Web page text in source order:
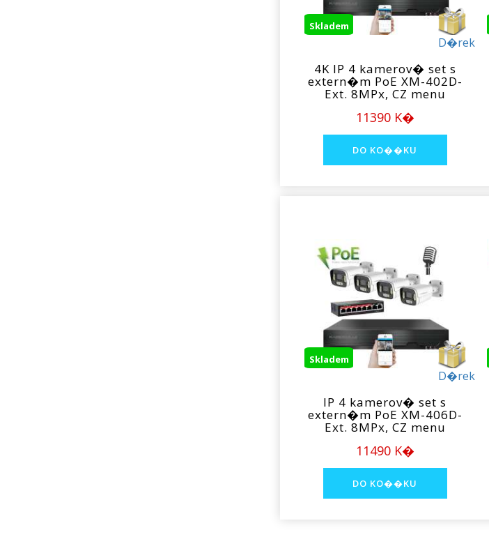
D�rek
Skladem
4K IP 4 kamerov� set s
extern�m PoE XM-402D-
Ext. 8MPx, CZ menu
11390 K�
D�rek
Skladem
IP 4 kamerov� set s
extern�m PoE XM-406D-
Ext. 8MPx, CZ menu
11490 K�